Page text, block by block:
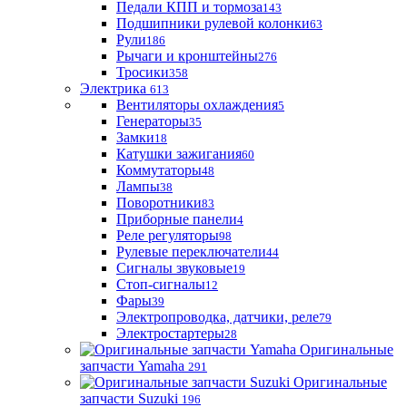
Педали КПП и тормоза143
Подшипники рулевой колонки63
Рули186
Рычаги и кронштейны276
Тросики358
Электрика 613
Вентиляторы охлаждения5
Генераторы35
Замки18
Катушки зажигания60
Коммутаторы48
Лампы38
Поворотники83
Приборные панели4
Реле регуляторы98
Рулевые переключатели44
Сигналы звуковые19
Стоп-сигналы12
Фары39
Электропроводка, датчики, реле79
Электростартеры28
Оригинальные
запчасти Yamaha 291
Оригинальные
запчасти Suzuki 196